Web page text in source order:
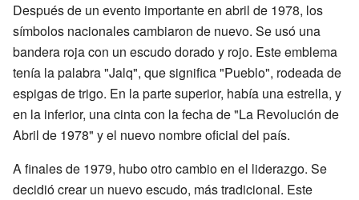
Después de un evento importante en abril de 1978, los
símbolos nacionales cambiaron de nuevo. Se usó una
bandera roja con un escudo dorado y rojo. Este emblema
tenía la palabra "Jalq", que significa "Pueblo", rodeada de
espigas de trigo. En la parte superior, había una estrella, y
en la inferior, una cinta con la fecha de "La Revolución de
Abril de 1978" y el nuevo nombre oficial del país.
A finales de 1979, hubo otro cambio en el liderazgo. Se
decidió crear un nuevo escudo, más tradicional. Este